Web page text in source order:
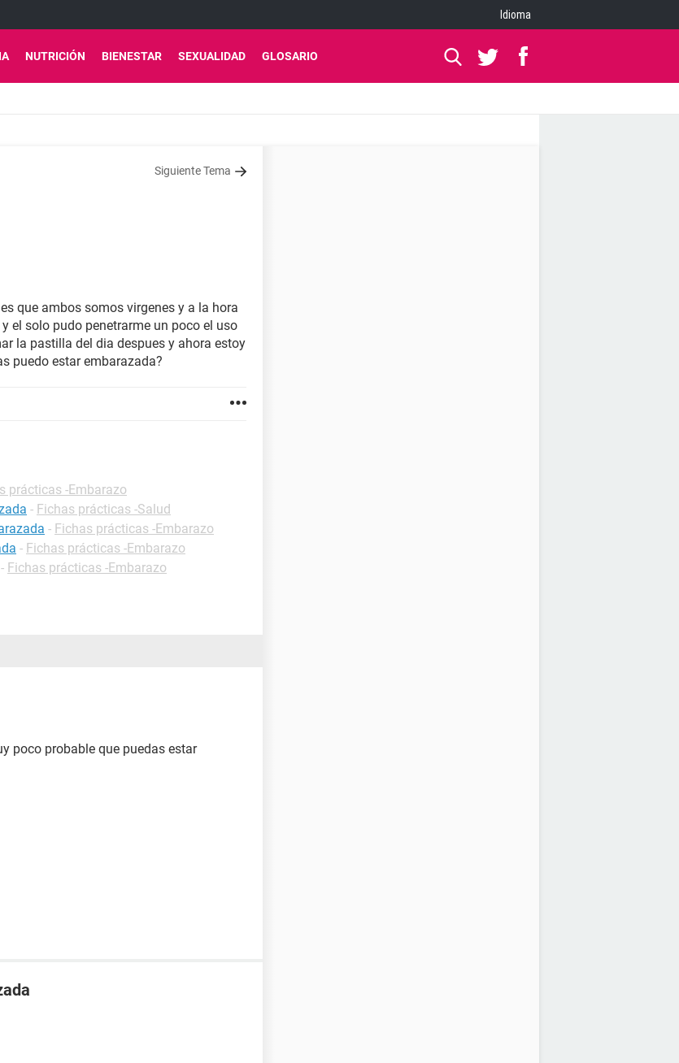
Idioma
NUTRICIÓN BIENESTAR SEXUALIDAD GLOSARIO
Siguiente Tema
que ambos somos virgenes y a la hora
el solo pudo penetrarme un poco el uso
la pastilla del dia despues y ahora estoy
puedo estar embarazada?
prácticas -Embarazo
- Fichas prácticas -Salud
- Fichas prácticas -Embarazo
- Fichas prácticas -Embarazo
- Fichas prácticas -Embarazo
poco probable que puedas estar